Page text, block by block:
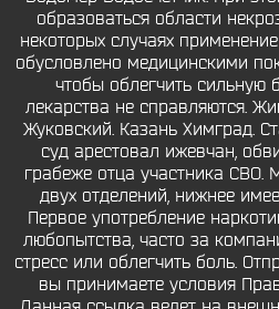
образоваться области
некоторых случаях
обусловлено медицинскими
чтобы облегчить сильную
лекарства не справляются.
Жуковский. Казань Химград.
суд арестовал ижевчан,
грабеже отца участника СВО.
двух отделений, нижнее
Первое употребление
любопытства, часто за
стресс или облегчить боль.
вы принимаете условия